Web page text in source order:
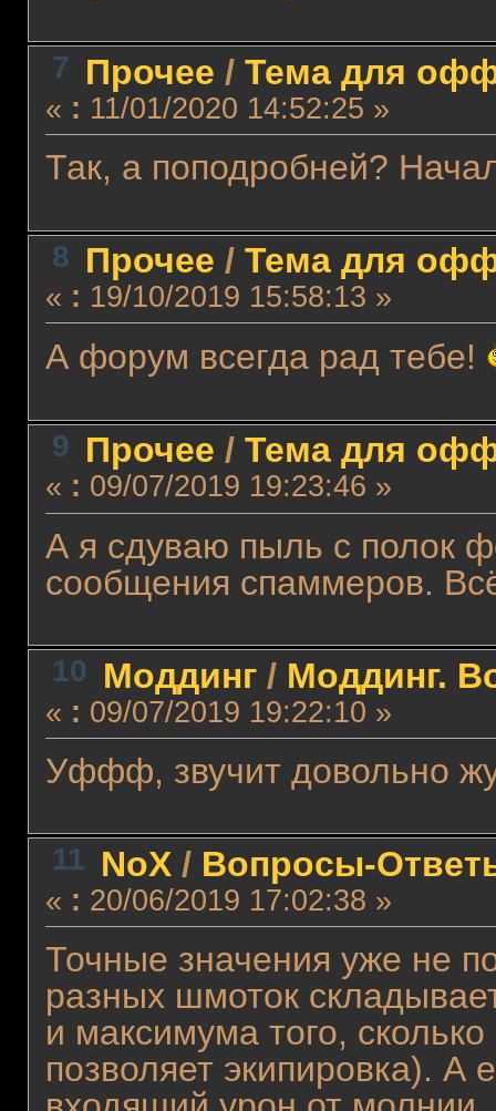
7 Прочее / Тема для
« : 11/01/2020 14:52:25 »
Так, а поподробней?
8 Прочее / Тема для
« : 19/10/2019 15:58:13 »
А форум всегда рад тебе!
9 Прочее / Тема для
« : 09/07/2019 19:23:46 »
А я сдуваю пыль с полок
сообщения спаммеров.
10 Моддинг/ Моддинг.
« : 09/07/2019 19:22:10 »
Уффф, звучит довольно
11 NoX/ Вопросы-
« : 20/06/2019 17:02:38 »
Точные значения уже не
разных шмоток
и максимума того,
позволяет экипировка). А